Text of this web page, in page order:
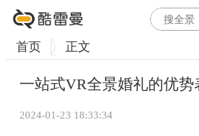
首页 正文
一站式VR全景婚礼的优势
2024-01-23 18:33:34